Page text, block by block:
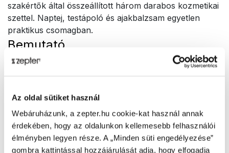
Az oldal sütiket használ
Webáruházunk, a zepter.hu cookie-kat használ annak
érdekében, hogy az oldalunkon kellemesebb felhasználói
élményben legyen része. A „Minden süti engedélyezése”
gombra kattintással hozzájárulását adja, hogy elfogadja
szakértők által összeállított három darabos kozmetikai
szettel. Naptej, testápoló és ajakbalzsam egyetlen
praktikus csomagban.
Bemutató
Három esszenciális bőrápolási termék, melyek teljes
körű védelmet, hidratálást és regenerálást nyújtanak:
teljesítményű formula, amely pinoluminnal és
antileukine 6-tal gazdagított. Védi a bőrt a
fénykárosodástól és az öregedés jeleitől,
miközben megőrzi annak feszességét és
rugalmasságát.